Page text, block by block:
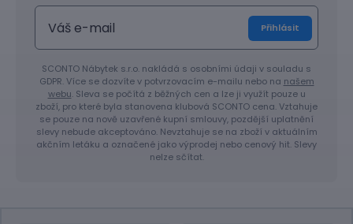
Přihlásit
SCONTO Nábytek s.r.o. nakládá s osobními údaji v souladu s
GDPR. Více se dozvíte v potvrzovacím e-mailu nebo na našem
webu. Sleva se počítá z běžných cen a lze ji využít pouze u
zboží, pro které byla stanovena klubová SCONTO cena. Vztahuje
se pouze na nově uzavřené kupní smlouvy, pozdější uplatnění
slevy nebude akceptováno. Nevztahuje se na zboží v aktuálním
akčním letáku a označené jako výprodej nebo cenový hit. Slevy
nelze sčítat.